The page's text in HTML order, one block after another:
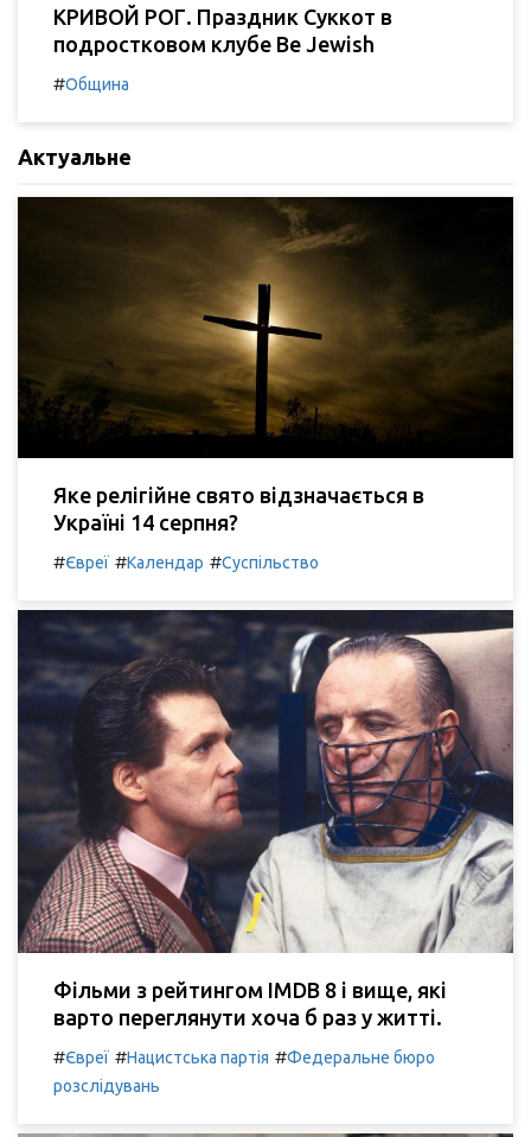
КРИВОЙ РОГ. Праздник Суккот в
подростковом клубе Be Jewish
#Община
Актуальне
Яке релігійне свято відзначається в
Україні 14 серпня?
#Євреї #Календар #Суспільство
Фільми з рейтингом IMDB 8 і вище, які
варто переглянути хоча б раз у житті.
#Євреї #Нацистська партія #Федеральне бюро
розслідувань